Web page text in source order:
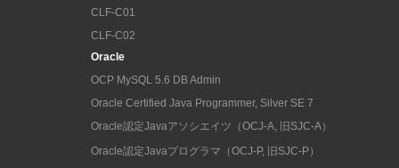
CLF-C01
CLF-C02
Oracle
OCP MySQL 5.6 DB Admin
Oracle Certified Java Programmer, Silver SE 7
Oracle認定Javaアソシエイツ（OCJ-A, 旧SJC-A）
Oracle認定Javaプログラマ（OCJ-P, 旧SJC-P）